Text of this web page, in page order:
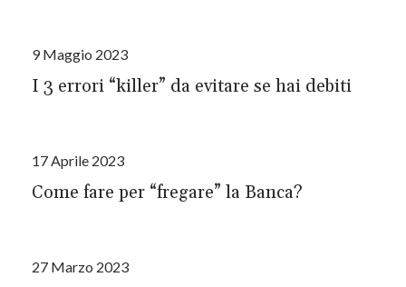
9 Maggio 2023
I 3 errori “killer” da evitare se hai debiti
17 Aprile 2023
Come fare per “fregare” la Banca?
27 Marzo 2023